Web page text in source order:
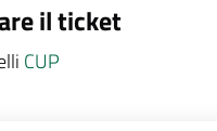
il ticket
CUP